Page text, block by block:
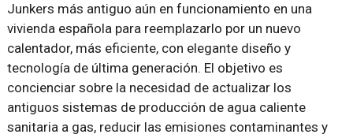
Junkers más antiguo aún en funcionamiento en una
vivienda española para reemplazarlo por un nuevo
calentador, más eficiente, con elegante diseño y
tecnología de última generación. El objetivo es
concienciar sobre la necesidad de actualizar los
antiguos sistemas de producción de agua caliente
sanitaria a gas, reducir las emisiones contaminantes y